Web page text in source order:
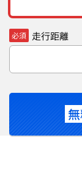
必須 走行距離